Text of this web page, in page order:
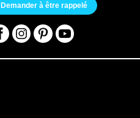
Demander à être rappelé